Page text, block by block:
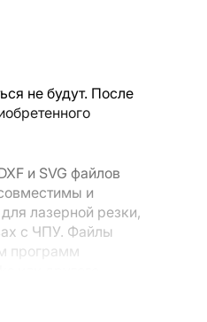
не будут. После
и SVG файлов
и
лазерной резки,
с ЧПУ. Файлы
программ